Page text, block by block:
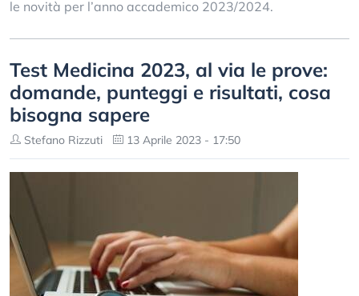
le novità per l’anno accademico 2023/2024.
Test Medicina 2023, al via le prove:
domande, punteggi e risultati, cosa
bisogna sapere
Stefano Rizzuti 13 Aprile 2023 - 17:50